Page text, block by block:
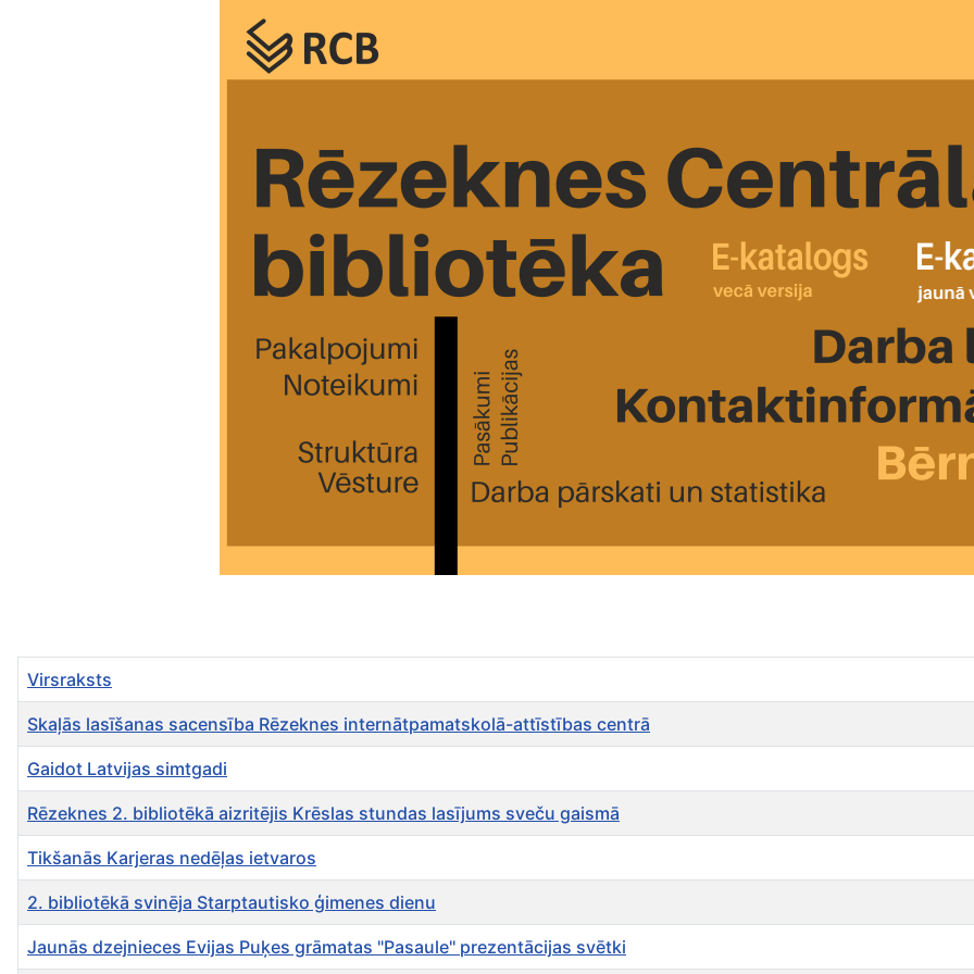
Virsraksts
Skaļās lasīšanas sacensība Rēzeknes internātpamatskolā-attīstības centrā
Gaidot Latvijas simtgadi
Rēzeknes 2. bibliotēkā aizritējis Krēslas stundas lasījums sveču gaismā
Tikšanās Karjeras nedēļas ietvaros
2. bibliotēkā svinēja Starptautisko ģimenes dienu
Jaunās dzejnieces Evijas Puķes grāmatas "Pasaule'' prezentācijas svētki